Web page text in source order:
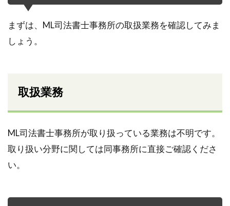
まずは、ML司法書士事務所の取扱業務を確認してみま
しょう。
取扱業務
ML司法書士事務所が取り扱っている業務は不明です。
取り扱い分野に関しては同事務所に直接ご確認くださ
い。